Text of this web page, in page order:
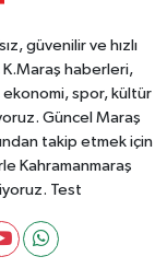
güvenilir ve hızlı
K.Maraş haberleri,
spor, kültür
Güncel Maraş
takip etmek için
Kahramanmaraş
Test